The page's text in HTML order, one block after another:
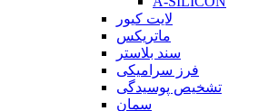
لایت کیور
ماتریکس
سند بلاستر
فرز سرامیکی
تشخیص پوسیدگی
سمان